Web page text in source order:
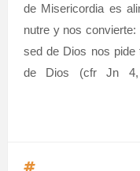
de Misericordia es
nutre y nos convierte:
sed de Dios nos pide
de Dios (cfr Jn